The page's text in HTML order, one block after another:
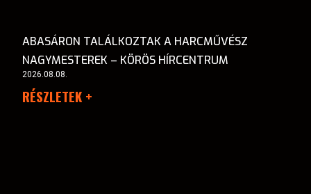
ABASÁRON TALÁLKOZTAK A HARCMŰVÉSZ
NAGYMESTEREK – KÖRÖS HÍRCENTRUM
2026.08.08.
RÉSZLETEK +